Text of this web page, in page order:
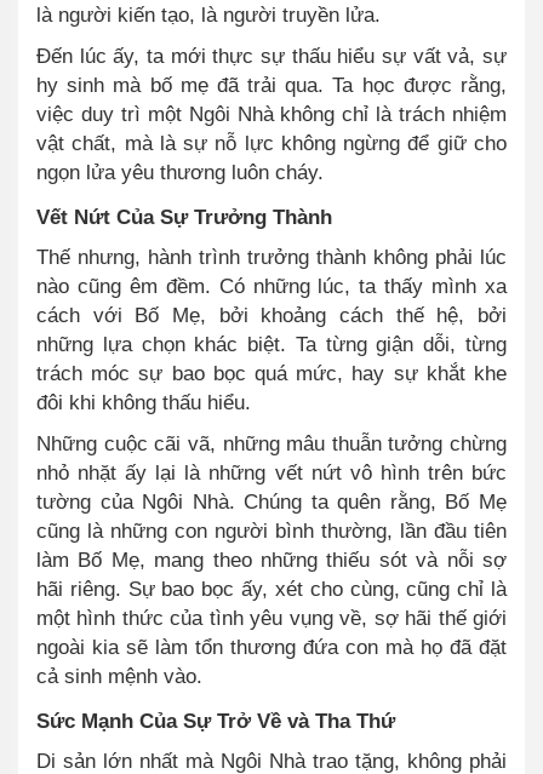
là người kiến tạo, là người truyền lửa.
Đến lúc ấy, ta mới thực sự thấu hiểu sự vất vả, sự
hy sinh mà bố mẹ đã trải qua. Ta học được rằng,
việc duy trì một Ngôi Nhà không chỉ là trách nhiệm
vật chất, mà là sự nỗ lực không ngừng để giữ cho
ngọn lửa yêu thương luôn cháy.
Vết Nứt Của Sự Trưởng Thành
Thế nhưng, hành trình trưởng thành không phải lúc
nào cũng êm đềm. Có những lúc, ta thấy mình xa
cách với Bố Mẹ, bởi khoảng cách thế hệ, bởi
những lựa chọn khác biệt. Ta từng giận dỗi, từng
trách móc sự bao bọc quá mức, hay sự khắt khe
đôi khi không thấu hiểu.
Những cuộc cãi vã, những mâu thuẫn tưởng chừng
nhỏ nhặt ấy lại là những vết nứt vô hình trên bức
tường của Ngôi Nhà. Chúng ta quên rằng, Bố Mẹ
cũng là những con người bình thường, lần đầu tiên
làm Bố Mẹ, mang theo những thiếu sót và nỗi sợ
hãi riêng. Sự bao bọc ấy, xét cho cùng, cũng chỉ là
một hình thức của tình yêu vụng về, sợ hãi thế giới
ngoài kia sẽ làm tổn thương đứa con mà họ đã đặt
cả sinh mệnh vào.
Sức Mạnh Của Sự Trở Về và Tha Thứ
Di sản lớn nhất mà Ngôi Nhà trao tặng, không phải